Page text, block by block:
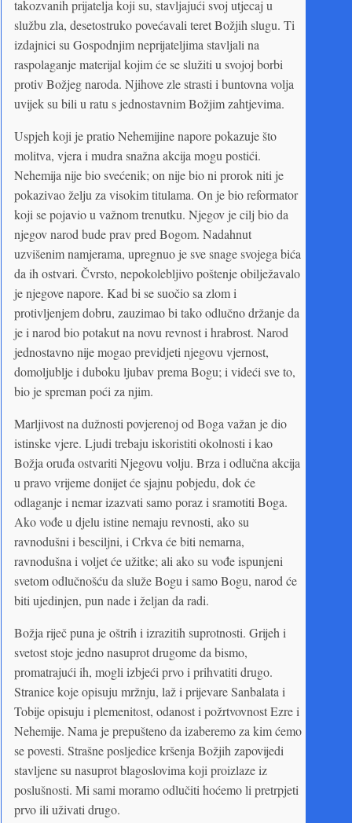
takozvanih prijatelja koji su, stavljajući svoj utjecaj u
službu zla, desetostruko povećavali teret Božjih slugu. Ti
izdajnici su Gospodnjim neprijateljima stavljali na
raspolaganje materijal kojim će se služiti u svojoj borbi
protiv Božjeg naroda. Njihove zle strasti i buntovna volja
uvijek su bili u ratu s jednostavnim Božjim zahtjevima.
Uspjeh koji je pratio Nehemijine napore pokazuje što
molitva, vjera i mudra snažna akcija mogu postići.
Nehemija nije bio svećenik; on nije bio ni prorok niti je
pokazivao želju za visokim titulama. On je bio reformator
koji se pojavio u važnom trenutku. Njegov je cilj bio da
njegov narod bude prav pred Bogom. Nadahnut
uzvišenim namjerama, upregnuo je sve snage svojega bića
da ih ostvari. Čvrsto, nepokolebljivo poštenje obilježavalo
je njegove napore. Kad bi se suočio sa zlom i
protivljenjem dobru, zauzimao bi tako odlučno držanje da
je i narod bio potakut na novu revnost i hrabrost. Narod
jednostavno nije mogao previdjeti njegovu vjernost,
domoljublje i duboku ljubav prema Bogu; i videći sve to,
bio je spreman poći za njim.
Marljivost na dužnosti povjerenoj od Boga važan je dio
istinske vjere. Ljudi trebaju iskoristiti okolnosti i kao
Božja oruđa ostvariti Njegovu volju. Brza i odlučna akcija
u pravo vrijeme donijet će sjajnu pobjedu, dok će
odlaganje i nemar izazvati samo poraz i sramotiti Boga.
Ako vođe u djelu istine nemaju revnosti, ako su
ravnodušni i besciljni, i Crkva će biti nemarna,
ravnodušna i voljet će užitke; ali ako su vođe ispunjeni
svetom odlučnošću da služe Bogu i samo Bogu, narod će
biti ujedinjen, pun nade i željan da radi.
Božja riječ puna je oštrih i izrazitih suprotnosti. Grijeh i
svetost stoje jedno nasuprot drugome da bismo,
promatrajući ih, mogli izbjeći prvo i prihvatiti drugo.
Stranice koje opisuju mržnju, laž i prijevare Sanbalata i
Tobije opisuju i plemenitost, odanost i požrtvovnost Ezre i
Nehemije. Nama je prepušteno da izaberemo za kim ćemo
se povesti. Strašne posljedice kršenja Božjih zapovijedi
stavljene su nasuprot blagoslovima koji proizlaze iz
poslušnosti. Mi sami moramo odlučiti hoćemo li pretrpjeti
prvo ili uživati drugo.